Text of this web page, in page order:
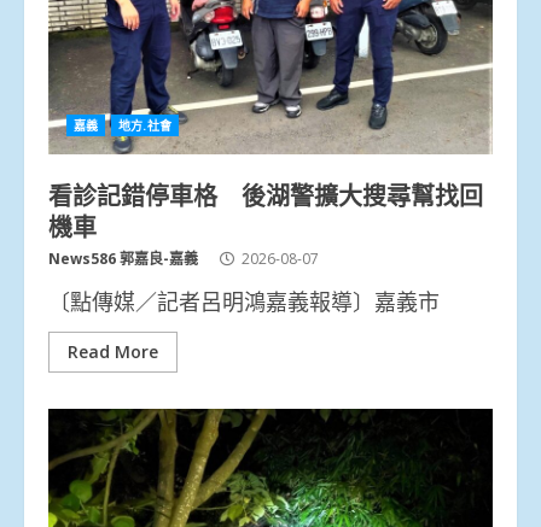
嘉義 地方.社會
看診記錯停車格 後湖警擴大搜尋幫找回
機車
News586 郭嘉良-嘉義 2026-08-07
〔點傳媒／記者呂明鴻嘉義報導〕嘉義市
Read More